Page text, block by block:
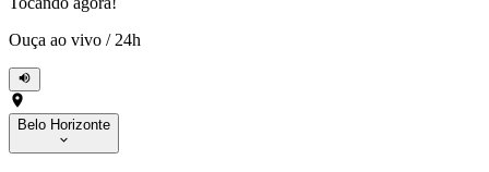
Ouça ao vivo / 24h
Belo Horizonte